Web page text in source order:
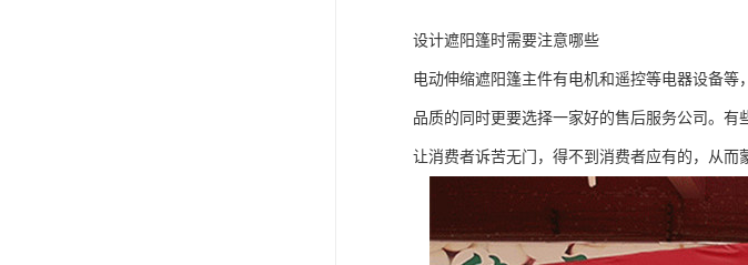
设计遮阳篷时需要注意哪些
电动伸缩遮阳篷主件有电机和遥控等电器设备
品质的同时更要选择一家好的售后服务公司。有
让消费者诉苦无门，得不到消费者应有的，从而